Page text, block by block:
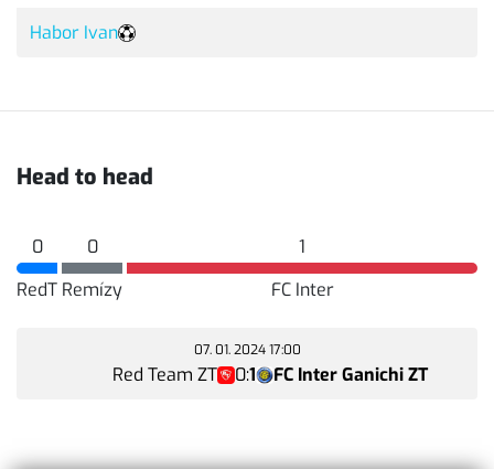
Habor Ivan
Head to head
0
RedT
0
Remízy
1
FC Inter
07. 01. 2024 17:00
Red Team ZT 0:1 FC Inter Ganichi ZT